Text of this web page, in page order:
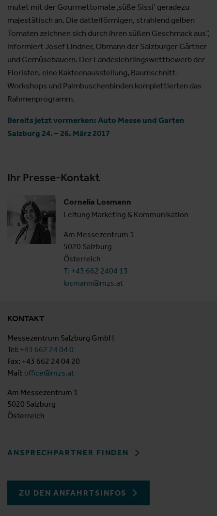
mutet mit der Gourmettomate ‚süße Sissi‘ geradezu
majestätisch an. Die dattelförmigen, strahlend gelben
Tomaten zeichnen sich durch ihren süßen Geschmack aus“,
informiert Josef Lindner, Obmann der Salzburger Gärtner
und Gemüsebauern. Der Landeslehrlingswettbewerb der
Floristen, eine Kakteenausstellung, Baumschnitt-
Workshops und Palmbuschenbinden komplettierten das
Rahmenprogramm.
Bereits jetzt vormerken: Auto Messe und Garten
Salzburg 24. – 26. März 2017
Ihr Presse-Kontakt
Cornelia Losmann
Leitung Marketing & Kommunikation
Am Messezentrum 1
5020 Salzburg
Österreich
T: +43 662 2404 13
losmann@mzs.at
KONTAKT
Messezentrum Salzburg GmbH
Tel: +43 662 24 04 0
Fax: +43 662 24 04 20
Mail: office@mzs.at
Am Messezentrum 1
5020 Salzburg
Österreich
ANSPRECHPARTNER FINDEN
ZU DEN ANFAHRTSINFOS